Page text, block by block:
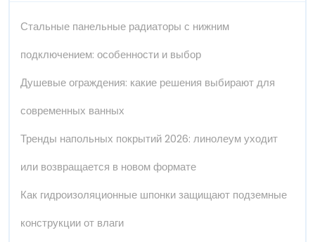
Стальные панельные радиаторы с нижним
подключением: особенности и выбор
Душевые ограждения: какие решения выбирают для
современных ванных
Тренды напольных покрытий 2026: линолеум уходит
или возвращается в новом формате
Как гидроизоляционные шпонки защищают подземные
конструкции от влаги